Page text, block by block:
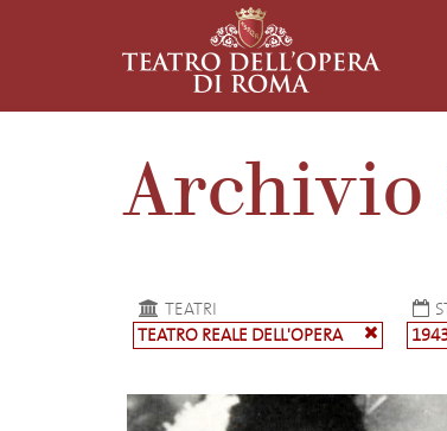
Archivio
TEATRI
TEATRO REALE DELL'OPERA